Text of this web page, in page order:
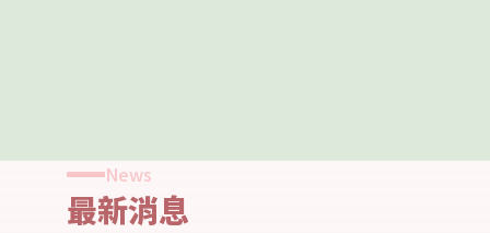
News
最新消息